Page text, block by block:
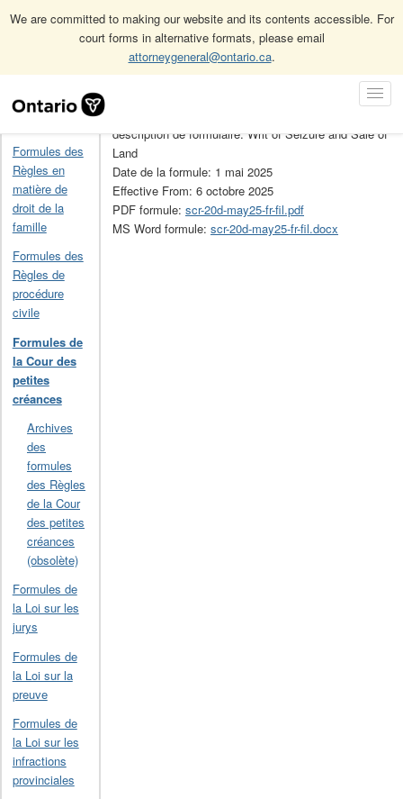
We are committed to making our website and its contents accessible. For
court forms in alternative formats, please email
attorneygeneral@ontario.ca.
Navigation
Accueil Formules de la Cour des petites créances 20D
Formules des
Règles en
matière de
droit de la
famille
Formules des
Règles de
procédure
civile
Formules de
la Cour des
petites
créances
Archives
des
formules
des Règles
de la Cour
des petites
créances
(obsolète)
Formules de
la Loi sur les
jurys
Formules de
la Loi sur la
preuve
Formules de
la Loi sur les
infractions
provinciales
description de formulaire: Writ of Seizure and Sale of
Land
Date de la formule: 1 mai 2025
Effective From: 6 octobre 2025
PDF formule: scr-20d-may25-fr-fil.pdf
MS Word formule: scr-20d-may25-fr-fil.docx